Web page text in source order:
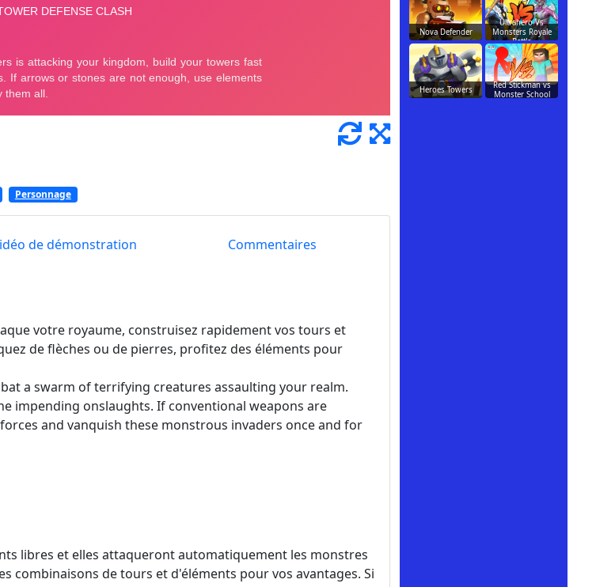
Personnage
de démonstration Commentaires
votre royaume, construisez rapidement vos tours et
de flèches ou de pierres, profitez des éléments pour
a swarm of terrifying creatures assaulting your realm.
impending onslaughts. If conventional weapons are
and vanquish these monstrous invaders once and for
libres et elles attaqueront automatiquement les monstres
combinaisons de tours et d'éléments pour vos avantages. Si
Nova Defender
Ultrahero Vs
Monsters Royale
Battle
Heroes Towers
Red Stickman vs
Monster School